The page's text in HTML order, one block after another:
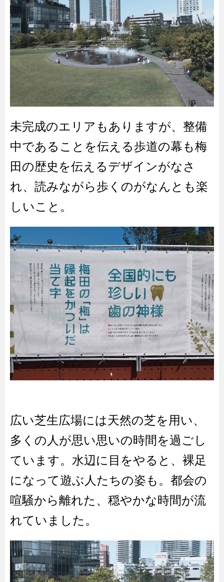
未完成のエリアもありますが、整備
中であることを伝える歩道の幕も梅
田の歴史を伝えるデザインがなさ
れ、読みながら歩くのがなんとも楽
しいこと。
広い芝生広場には天然の芝を用い、
多くの人が思い思いの時間を過ごし
ています。水辺に目をやると、裸足
になって遊ぶ人たちの姿も。都会の
喧騒から離れた、穏やかな時間が流
れていました。